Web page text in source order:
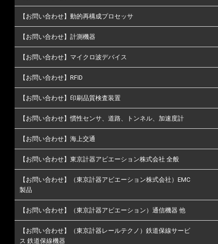
【お問い合わせ】動的再構成プロセッサ
【お問い合わせ】計測機器
【お問い合わせ】マイクロ波デバイス
【お問い合わせ】RFID
【お問い合わせ】印刷品質検査装置
【お問い合わせ】慣性センサ、道路、トンネル、加速度計
【お問い合わせ】海上交通
【お問い合わせ】東京計器アビエーション株式会社 全般
【お問い合わせ】（東京計器アビエーション株式会社）EMC
製品
【お問い合わせ】（東京計器アビエーション）通信機器 他
【お問い合わせ】（東京計器レールテクノ）鉄道保線サービ
ス 鉄道保線機器